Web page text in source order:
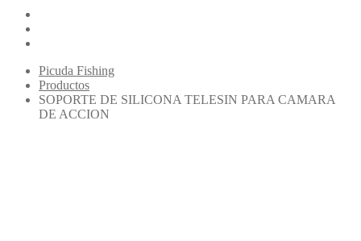
Picuda Fishing
Productos
SOPORTE DE SILICONA TELESIN PARA CAMARA
DE ACCION